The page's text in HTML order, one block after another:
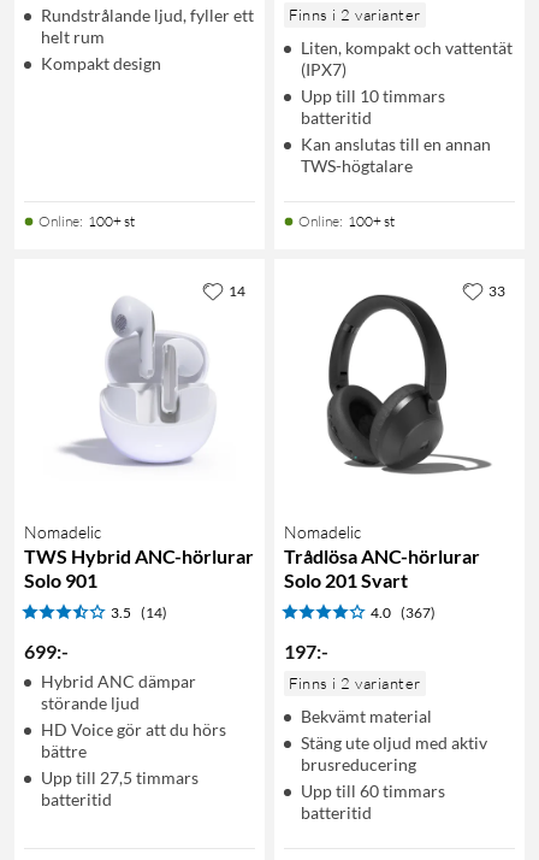
Rundstrålande ljud, fyller ett
helt rum
Kompakt design
Online: 100+ st
Finns i 2 varianter
Liten, kompakt och vattentät
(IPX7)
Upp till 10 timmars
batteritid
Kan anslutas till en annan
TWS-högtalare
Online: 100+ st
Nomadelic
TWS Hybrid ANC-hörlurar
Solo 901
3.5 (14)
699:-
Hybrid ANC dämpar
störande ljud
HD Voice gör att du hörs
bättre
Upp till 27,5 timmars
batteritid
14
Nomadelic
Trådlösa ANC-hörlurar
Solo 201 Svart
4.0 (367)
197:-
Finns i 2 varianter
Bekvämt material
Stäng ute oljud med aktiv
brusreducering
Upp till 60 timmars
batteritid
33